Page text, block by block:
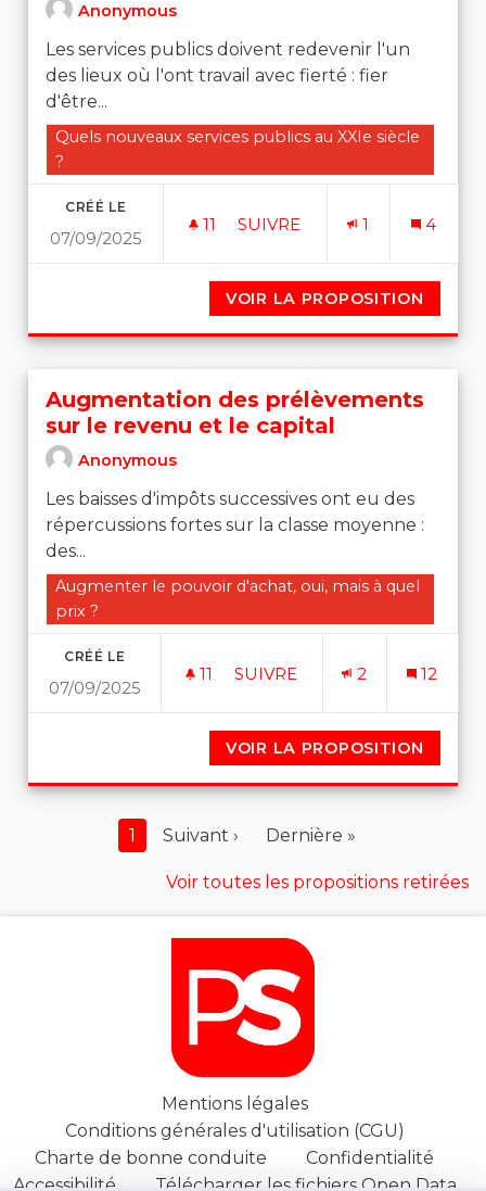
Anonymous
Les services publics doivent redevenir l'un
des lieux où l'ont travail avec fierté : fier
d'être...
Filtrer les résultats de la catégorie : Quels nouveaux
Quels nouveaux services publics au XXIe siècle
?
CRÉÉ LE
07/09/2025
11 11 ABONNÉS
SUIVRE 1 4
VOIR LA PROPOSITION
Augmentation des prélèvements
sur le revenu et le capital
Anonymous
Les baisses d'impôts successives ont eu des
répercussions fortes sur la classe moyenne :
des...
Filtrer les résultats de la catégorie : Augmenter le
Augmenter le pouvoir d'achat, oui, mais à quel
prix ?
CRÉÉ LE
07/09/2025
11 11 ABONNÉS
SUIVRE 2 12
VOIR LA PROPOSITION
1 Suivant › Dernière »
Voir toutes les propositions retirées
Mentions légales
Conditions générales d'utilisation (CGU)
Charte de bonne conduite
Confidentialité
Accessibilité
Télécharger les fichiers Open Data